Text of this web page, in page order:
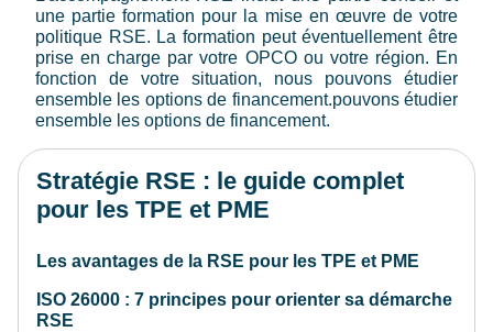
Stratégie RSE : le guide complet
pour les TPE et PME
Les avantages de la RSE pour les TPE et PME
ISO 26000 : 7 principes pour orienter sa démarche
RSE
une partie formation pour la mise en œuvre de votre
politique RSE. La formation peut éventuellement être
prise en charge par votre OPCO ou votre région. En
fonction de votre situation, nous pouvons étudier
ensemble les options de financement.pouvons étudier
ensemble les options de financement.